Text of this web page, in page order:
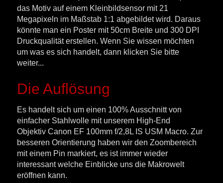
das Motiv auf einem Kleinbildsensor mit 21
Megapixeln im Maßstab 1:1 abgebildet wird. Daraus
könnte man ein Poster mit 50cm Breite und 300 DPI
Druckqualität erstellen. Wenn Sie wissen möchten
um was es sich handelt, dann klicken Sie bitte
weiter...
Die Auflösung
Es handelt sich um einen 100% Ausschnitt von
einfacher Stahlwolle mit unserem High-End
Objektiv Canon EF 100mm f/2,8L IS USM Macro. Zur
besseren Orientierung haben wir den Zoombereich
mit einem Pin markiert, es ist immer wieder
interessant welche Einblicke uns die Makrowelt
eröffnen kann.